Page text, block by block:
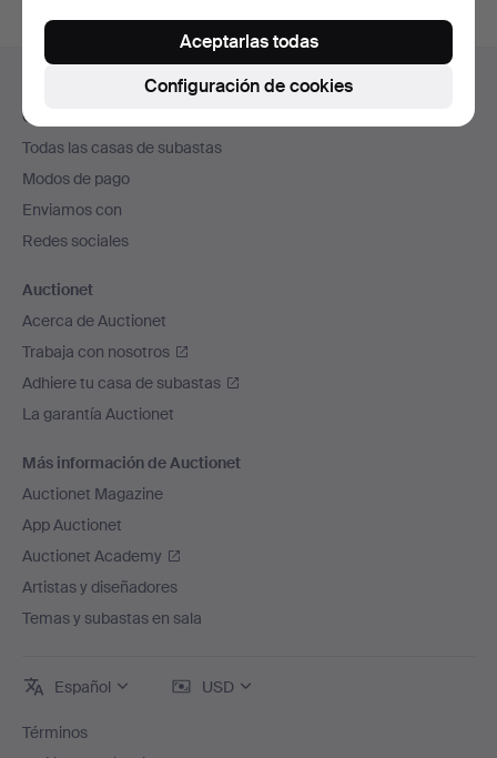
Navegación
el
pie
de
página
Ayuda y contacto
Contacta con el servicio de atención al cliente
Todas las casas de subastas
Modos de pago
Enviamos con
Redes sociales
Auctionet
Acerca de Auctionet
Trabaja con nosotros
Adhiere tu casa de subastas
La garantía Auctionet
Más información de Auctionet
Auctionet Magazine
App Auctionet
Auctionet Academy
Artistas y diseñadores
Temas y subastas en sala
Español USD
Términos
Configuración de cookies
Aceptarlas todas